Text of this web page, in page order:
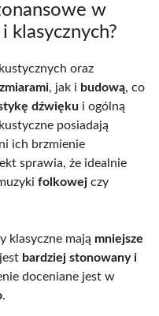
w
klasycznych?
oraz
, jak i budową, co
dźwięku i ogólną
posiadają
ich brzmienie
sprawia, że idealnie
folkowej czy
klasyczne mają mniejsze
bardziej stonowany i
doceniane jest w
.